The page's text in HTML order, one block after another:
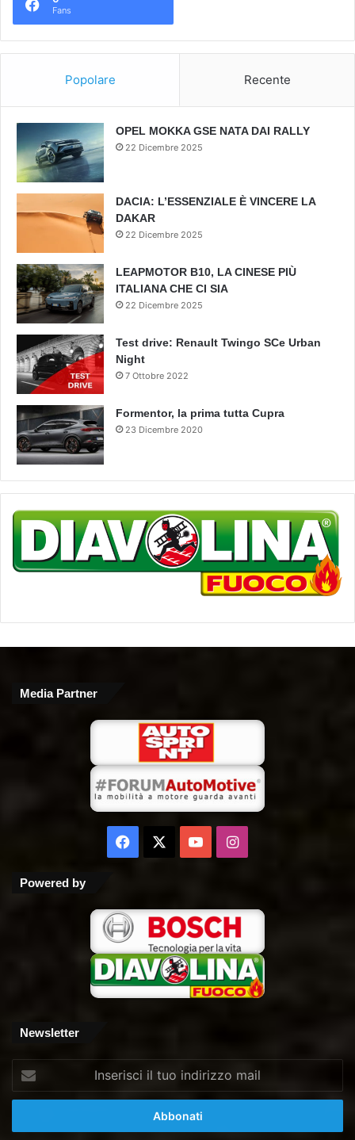
Fans
Popolare Recente
OPEL MOKKA GSE NATA DAI RALLY
22 Dicembre 2025
DACIA: L’ESSENZIALE È VINCERE LA
DAKAR
22 Dicembre 2025
LEAPMOTOR B10, LA CINESE PIÙ
ITALIANA CHE CI SIA
22 Dicembre 2025
Test drive: Renault Twingo SCe Urban
Night
7 Ottobre 2022
Formentor, la prima tutta Cupra
23 Dicembre 2020
Media Partner
Facebook
You Instagram
Powered by
Newsletter
tuo
mail